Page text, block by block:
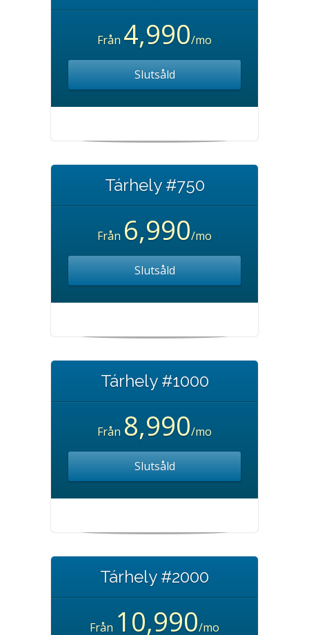
Från 4,990/mo
Slutsåld
Tárhely #750
Från 6,990/mo
Slutsåld
Tárhely #1000
Från 8,990/mo
Slutsåld
Tárhely #2000
Från 10,990/mo